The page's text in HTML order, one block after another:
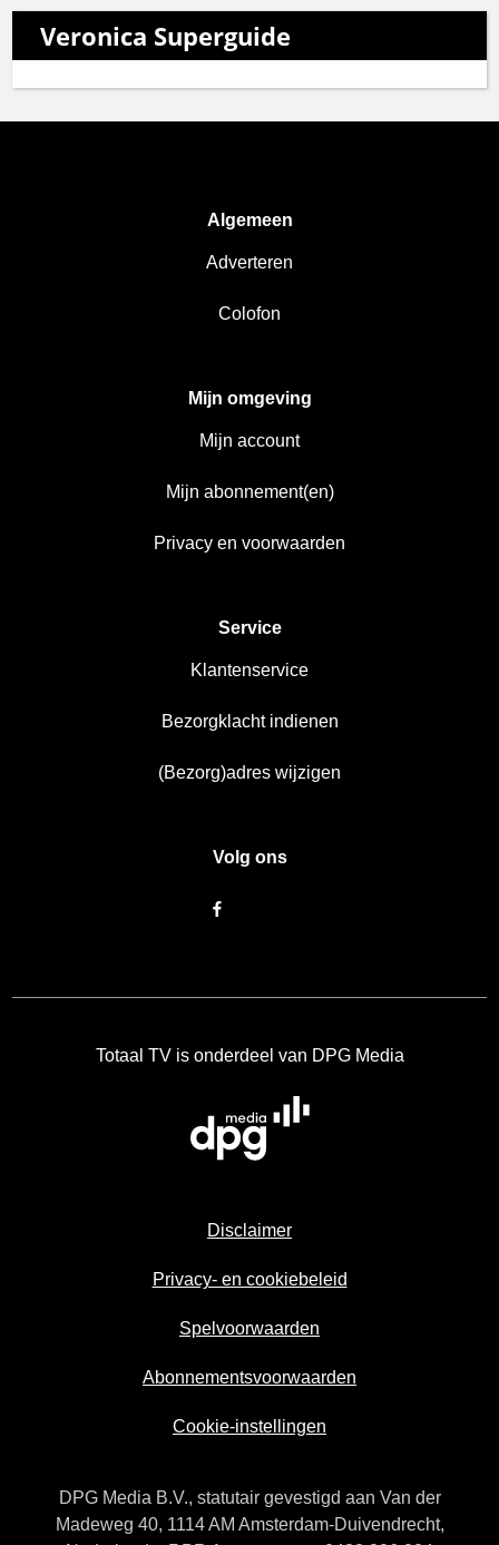
Veronica Superguide
Algemeen
Adverteren
Colofon
Mijn omgeving
Mijn account
Mijn abonnement(en)
Privacy en voorwaarden
Service
Klantenservice
Bezorgklacht indienen
(Bezorg)adres wijzigen
Volg ons
Totaal TV is onderdeel van DPG Media
Disclaimer
Privacy- en cookiebeleid
Spelvoorwaarden
Abonnementsvoorwaarden
Cookie-instellingen
DPG Media B.V., statutair gevestigd aan Van der
Madeweg 40, 1114 AM Amsterdam-Duivendrecht,